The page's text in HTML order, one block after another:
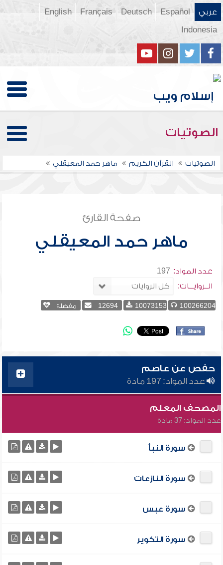
عربي Español
Deutsch
Français
English
Indonesia
الصوتيات
الصوتيات القرآن الكريم ماهر حمد المعيقلي
صفحة القارئ
ماهر حمد المعيقلي
عدد المواد: 197
الــروايـــات:
100266204
10073153
12694 مفضلة
حفص عن عاصم
عدد المواد: 197 مادة
المصحف المعلم
عدد المواد: 37 مادة
سورة النبأ
سورة النازعات
سورة عبس
سورة التكوير